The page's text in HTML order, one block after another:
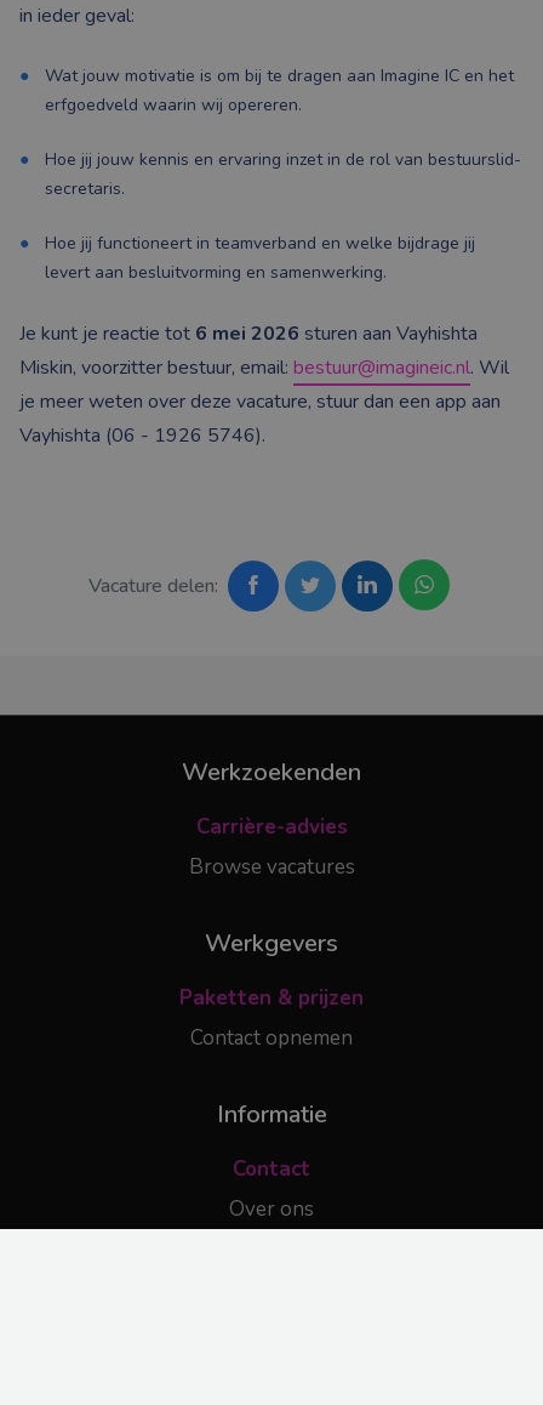
in ieder geval:
Wat jouw motivatie is om bij te dragen aan Imagine IC en het
erfgoedveld waarin wij opereren.
Hoe jij jouw kennis en ervaring inzet in de rol van bestuurslid-
secretaris.
Hoe jij functioneert in teamverband en welke bijdrage jij
levert aan besluitvorming en samenwerking.
Je kunt je reactie tot 6 mei 2026 sturen aan Vayhishta
Miskin, voorzitter bestuur, email: bestuur@imagineic.nl. Wil
je meer weten over deze vacature, stuur dan een app aan
Vayhishta (06 - 1926 5746).
Vacature delen:
Werkzoekenden
Carrière-advies
Browse vacatures
Werkgevers
Paketten & prijzen
Contact opnemen
Informatie
Contact
Over ons